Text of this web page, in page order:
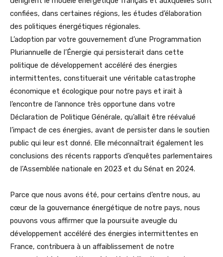
confiées, dans certaines régions, les études d’élaboration
des politiques énergétiques régionales.
L’adoption par votre gouvernement d’une Programmation
Pluriannuelle de l’Énergie qui persisterait dans cette
politique de développement accéléré des énergies
intermittentes, constituerait une véritable catastrophe
économique et écologique pour notre pays et irait à
l’encontre de l’annonce très opportune dans votre
Déclaration de Politique Générale, qu’allait être réévalué
l’impact de ces énergies, avant de persister dans le soutien
public qui leur est donné. Elle méconnaîtrait également les
conclusions des récents rapports d’enquêtes parlementaires
de l’Assemblée nationale en 2023 et du Sénat en 2024.
Parce que nous avons été, pour certains d’entre nous, au
cœur de la gouvernance énergétique de notre pays, nous
pouvons vous affirmer que la poursuite aveugle du
développement accéléré des énergies intermittentes en
France, contribuera à un affaiblissement de notre